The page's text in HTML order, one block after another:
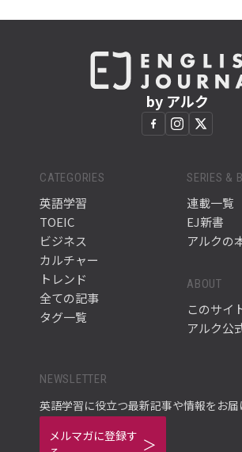
by アルク
CATEGORIES
英語学習
TOEIC
ビジネス
カルチャー
トレンド
全ての記事
タグ一覧
SERIES &
連載一覧
EJ新書
アルクの
ABOUT
このサイ
アルク公
NEWSLETTER
英語学習に役立つ最新記事や情報をお届
メルマガに登録す